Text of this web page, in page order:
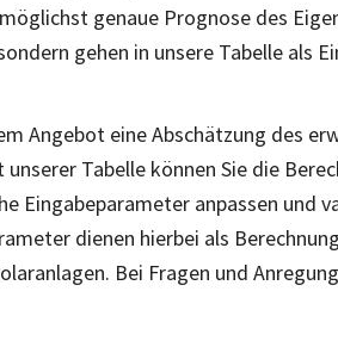
genaue Prognose des
gehen in unsere Tabelle als
Angebot eine Abschätzung des
Tabelle können Sie die
Eingabeparameter anpassen und
dienen hierbei als
Bei Fragen und